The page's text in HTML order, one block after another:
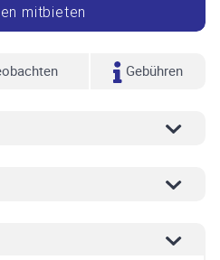
mitbieten
Gebühren